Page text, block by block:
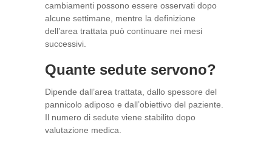
cambiamenti possono essere osservati dopo
alcune settimane, mentre la definizione
dell’area trattata può continuare nei mesi
successivi.
Quante sedute servono?
Dipende dall’area trattata, dallo spessore del
pannicolo adiposo e dall’obiettivo del paziente.
Il numero di sedute viene stabilito dopo
valutazione medica.